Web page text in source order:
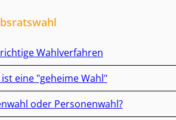
Wahlverfahren
ist eine "geheime Wahl"
oder Personenwahl?